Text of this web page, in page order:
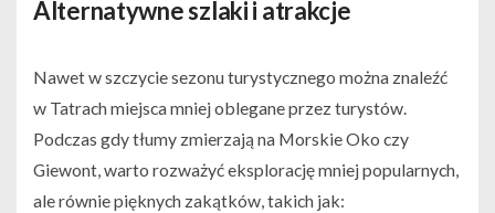
Alternatywne szlaki i atrakcje
Nawet w szczycie sezonu turystycznego można znaleźć
w Tatrach miejsca mniej oblegane przez turystów.
Podczas gdy tłumy zmierzają na Morskie Oko czy
Giewont, warto rozważyć eksplorację mniej popularnych,
ale równie pięknych zakątków, takich jak: